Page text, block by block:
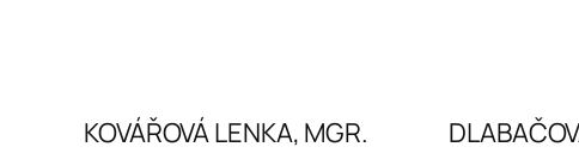
KOVÁŘOVÁ LENKA, MGR.